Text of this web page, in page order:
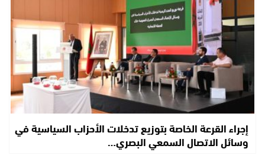
إجراء القرعة الخاصة بتوزيع تدخلات الأحزاب السياسية في
وسائل الاتصال السمعي البصري…